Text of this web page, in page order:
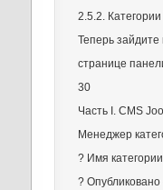
2.5.2. Категории
Теперь зайдите
странице
30
Часть I. CMS
Менеджер
? Имя
?